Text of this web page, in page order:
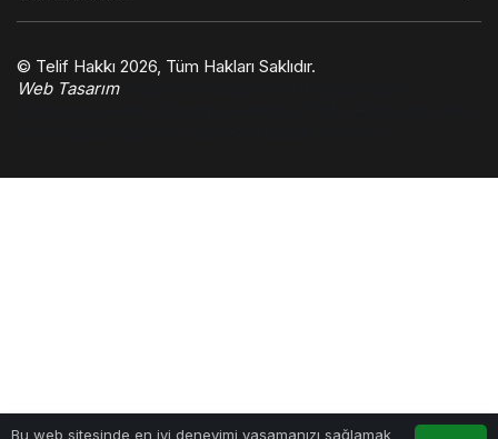
Bu web sitesinde en iyi deneyimi yaşamanızı sağlamak
0
© Telif Hakkı 2026, Tüm Hakları Saklıdır.
Web Tasarım